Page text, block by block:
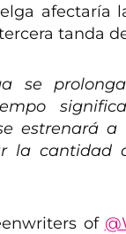
afectaría
tanda
se
estrenará a
la cantidad
of